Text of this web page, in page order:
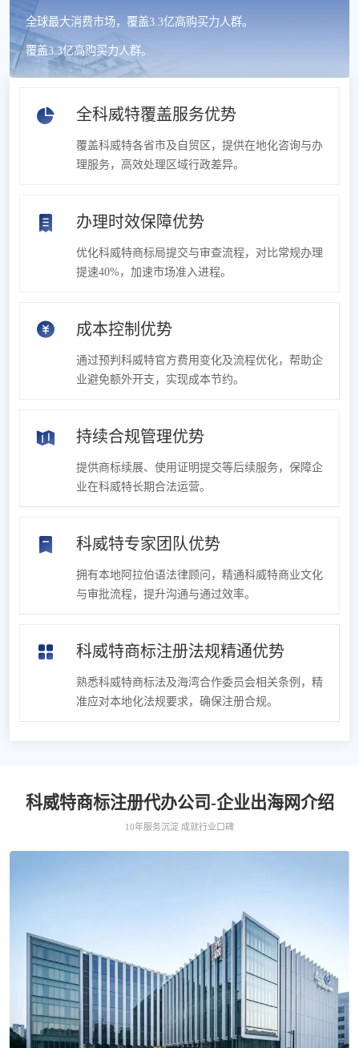
全球最大消费市场，覆盖3.3亿高购买力人群。
覆盖3.3亿高购买力人群。
全科威特覆盖服务优势
覆盖科威特各省市及自贸区，提供在地化咨询与办
理服务，高效处理区域行政差异。
办理时效保障优势
优化科威特商标局提交与审查流程，对比常规办理
提速40%，加速市场准入进程。
成本控制优势
通过预判科威特官方费用变化及流程优化，帮助企
业避免额外开支，实现成本节约。
持续合规管理优势
提供商标续展、使用证明提交等后续服务，保障企
业在科威特长期合法运营。
科威特专家团队优势
拥有本地阿拉伯语法律顾问，精通科威特商业文化
与审批流程，提升沟通与通过效率。
科威特商标注册法规精通优势
熟悉科威特商标法及海湾合作委员会相关条例，精
准应对本地化法规要求，确保注册合规。
科威特商标注册代办公司-企业出海网介绍
10年服务沉淀 成就行业口碑